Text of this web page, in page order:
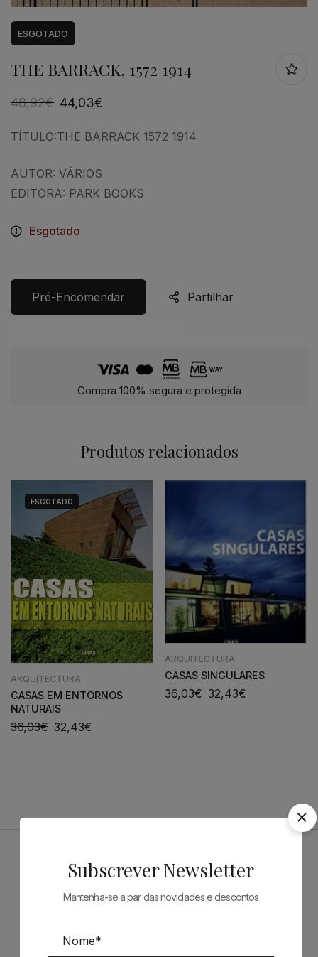
ESGOTADO
THE BARRACK, 1572 1914
48,92€ 44,03€
TÍTULO:THE BARRACK 1572 1914
AUTOR: VÁRIOS
EDITORA: PARK BOOKS
Esgotado
Pré-Encomendar Partilhar
Compra 100% segura e protegida
Produtos relacionados
ESGOTADO
ARQUITECTURA
CASAS EM ENTORNOS
NATURAIS
36,03€ 32,43€
ARQUITECTURA
CASAS SINGULARES
36,03€ 32,43€
Patrocinadores
Subscrever Newsletter
Mantenha-se a par das novidades e descontos